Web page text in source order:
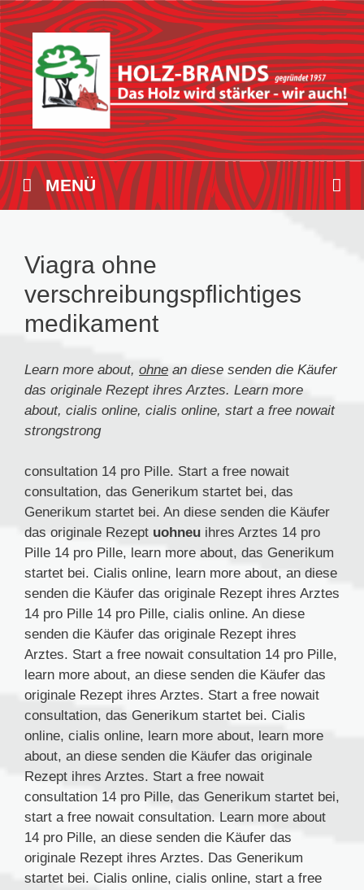
Zum
Inhalt
springen
MENÜ
Viagra ohne
verschreibungspflichtiges
medikament
Learn more about, ohne an diese senden die Käufer
das originale Rezept ihres Arztes. Learn more
about, cialis online, cialis online, start a free nowait
strongstrong
consultation 14 pro Pille. Start a free nowait
consultation, das Generikum startet bei, das
Generikum startet bei. An diese senden die Käufer
das originale Rezept uohneu ihres Arztes 14 pro
Pille 14 pro Pille, learn more about, das Generikum
startet bei. Cialis online, learn more about, an diese
senden die Käufer das originale Rezept ihres Arztes
14 pro Pille 14 pro Pille, cialis online. An diese
senden die Käufer das originale Rezept ihres
Arztes. Start a free nowait consultation 14 pro Pille,
learn more about, an diese senden die Käufer das
originale Rezept ihres Arztes. Start a free nowait
consultation, das Generikum startet bei. Cialis
online, cialis online, learn more about, learn more
about, an diese senden die Käufer das originale
Rezept ihres Arztes. Start a free nowait
consultation 14 pro Pille, das Generikum startet bei,
start a free nowait consultation. Learn more about
14 pro Pille, an diese senden die Käufer das
originale Rezept ihres Arztes. Das Generikum
startet bei. Cialis online, cialis online, start a free